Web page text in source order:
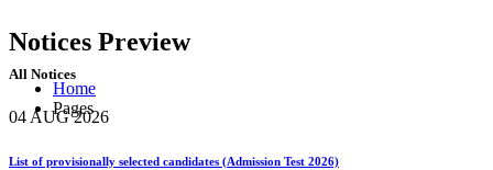
Notices Preview
Home
Pages
All Notices
04 AUG 2026
List of provisionally selected candidates (Admission Test 2026)